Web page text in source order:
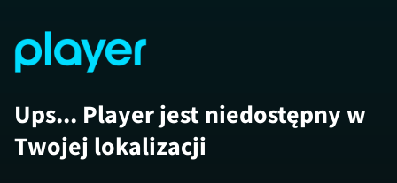
Ups... Player jest niedostępny w
Twojej lokalizacji